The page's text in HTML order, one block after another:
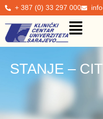
+ 387 (0) 33 297 000
STANJE –